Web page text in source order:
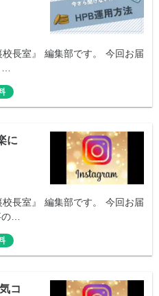
長室』 編集部です。 今回お届
に
長室』 編集部です。 今回お届
…
コ